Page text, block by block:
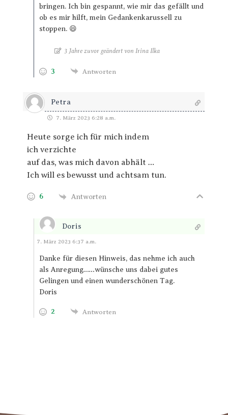
bringen. Ich bin gespannt, wie mir das gefällt und
ob es mir hilft, mein Gedankenkarussell zu
stoppen. 😄
3 Jahre zuvor geändert von Irina Ilka
3 Antworten
Petra
7. März 2023 6:28 a.m.
Heute sorge ich für mich indem
ich verzichte
auf das, was mich davon abhält …
Ich will es bewusst und achtsam tun.
6 Antworten
Doris
Antworten
7. März 2023 6:37 a.m.
Danke für diesen Hinweis, das nehme ich auch
als Anregung……wünsche uns dabei gutes
Gelingen und einen wunderschönen Tag.
Doris
2 Antworten